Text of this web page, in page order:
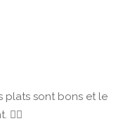
plats sont bons et le